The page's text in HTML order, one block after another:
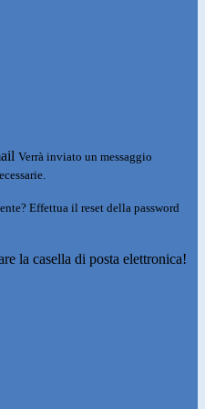
Verrà inviato un messaggio
Effettua il reset della password
la casella di posta elettronica!